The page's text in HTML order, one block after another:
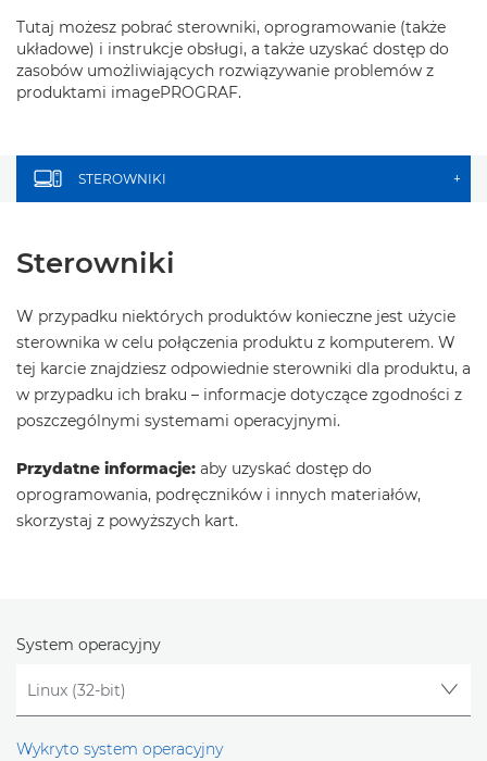
Tutaj możesz pobrać sterowniki, oprogramowanie (także
układowe) i instrukcje obsługi, a także uzyskać dostęp do
zasobów umożliwiających rozwiązywanie problemów z
produktami imagePROGRAF.
STEROWNIKI +
Sterowniki
W przypadku niektórych produktów konieczne jest użycie
sterownika w celu połączenia produktu z komputerem. W
tej karcie znajdziesz odpowiednie sterowniki dla produktu, a
w przypadku ich braku – informacje dotyczące zgodności z
poszczególnymi systemami operacyjnymi.
Przydatne informacje: aby uzyskać dostęp do
oprogramowania, podręczników i innych materiałów,
skorzystaj z powyższych kart.
System operacyjny
Wykryto system operacyjny